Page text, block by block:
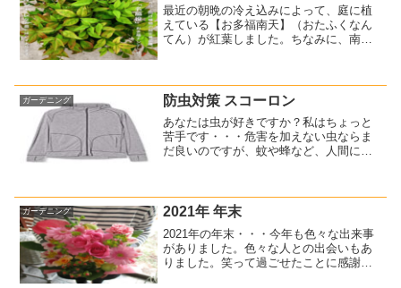
最近の朝晩の冷え込みによって、庭に植
えている【お多福南天】（おたふくなん
てん）が紅葉しました。ちなみに、南天
天と南天の違いは、色々あるのですが、
一番わかりやすいのは実が...
ガーデニング 防虫対策 スコーロン
あなたは虫が好きですか？私はちょっと
苦手です・・・危害を加えない虫ならま
だ良いのですが、蚊や蜂など、人間に向
ますし、蚊には頻繁に刺されます。防虫
対策として防虫スプレーは...
ガーデニング 2021年 年末
2021年の年末・・・今年も色々な出来事
がありました。色々な人との出会いもあ
りました。笑って過ごせたことに感謝し